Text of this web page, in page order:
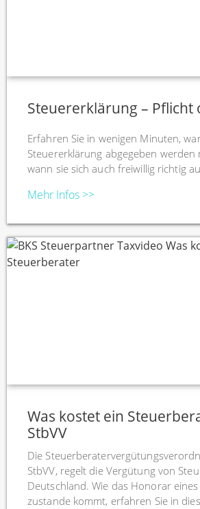
Steuererklärung – Pflicht
Erfahren Sie in wenigen Minuten,
Steuererklärung abgegeben werden
wann sie sich auch freiwillig richtig
Mehr Infos >>
Was kostet ein
StbVV
Die
StbVV, regelt die Vergütung von
Deutschland. Wie das Honorar
zustande kommt, erfahren Sie in